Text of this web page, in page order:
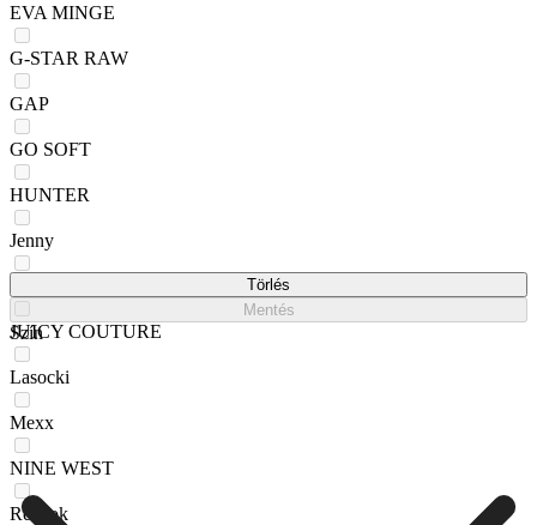
EVA MINGE
G-STAR RAW
GAP
GO SOFT
HUNTER
Jenny
JUICY COUTURE
Lasocki
Mexx
NINE WEST
Reebok
Törlés
Mentés
Szín